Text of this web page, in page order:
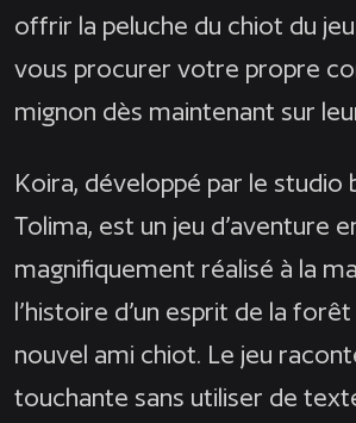
offrir la peluche du chiot du
vous procurer votre propre
mignon dès maintenant sur
Koira, développé par le studio
Tolima, est un jeu d’aventure
magnifiquement réalisé à la
l’histoire d’un esprit de la
nouvel ami chiot. Le jeu
touchante sans utiliser de